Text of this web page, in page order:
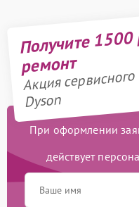
Получите
ремонт
Акция
Dyson
При оформлении
действует